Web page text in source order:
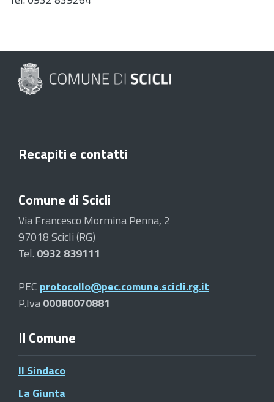
Recapiti e contatti
Comune di Scicli
Via Francesco Mormina Penna, 2
97018 Scicli (RG)
Tel. 0932 839111
PEC protocollo@pec.comune.scicli.rg.it
P.Iva00080070881
Il Comune
Il Sindaco
La Giunta